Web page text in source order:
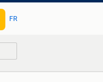
FR